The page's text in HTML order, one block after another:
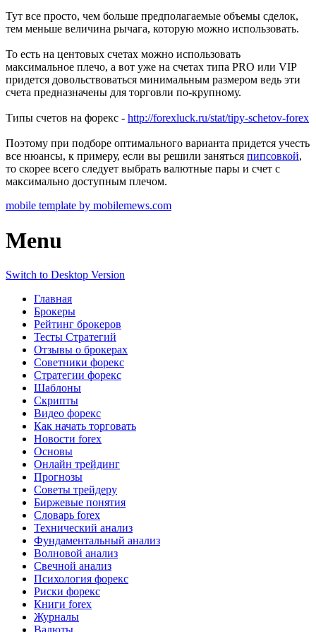
Тут все просто, чем больше предполагаемые объемы сделок,
тем меньше величина рычага, которую можно использовать.
То есть на центовых счетах можно использовать
максимальное плечо, а вот уже на счетах типа PRO или VIP
придется довольствоваться минимальным размером ведь эти
счета предназначены для торговли по-крупному.
Типы счетов на форекс - http://forexluck.ru/stat/tipy-schetov-forex
Поэтому при подборе оптимального варианта придется учесть
все нюансы, к примеру, если вы решили заняться пипсовкой,
то скорее всего следует выбрать валютные пары и счет с
максимально доступным плечом.
mobile template by mobilemews.com
Menu
Switch to Desktop Version
Главная
Брокеры
Рейтинг брокеров
Тесты Стратегий
Отзывы о брокерах
Советники форекс
Стратегии форекс
Шаблоны
Скрипты
Видео форекс
Как начать торговать
Новости forex
Основы
Онлайн трейдинг
Прогнозы
Советы трейдеру
Биржевые понятия
Словарь forex
Технический анализ
Фундаментальный анализ
Волновой анализ
Свечной анализ
Психология форекс
Риски форекс
Книги forex
Журналы